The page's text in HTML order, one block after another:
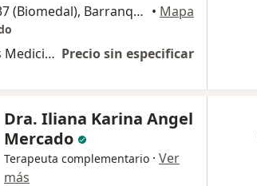
Carrera 49d 95-37 (Biomedal), Barranquilla • Mapa
Visitas sucesivas Medicina Alternativa Precio sin especificar
Dra. Iliana Karina Angel
Mercado
Terapeuta complementario · Ver
más